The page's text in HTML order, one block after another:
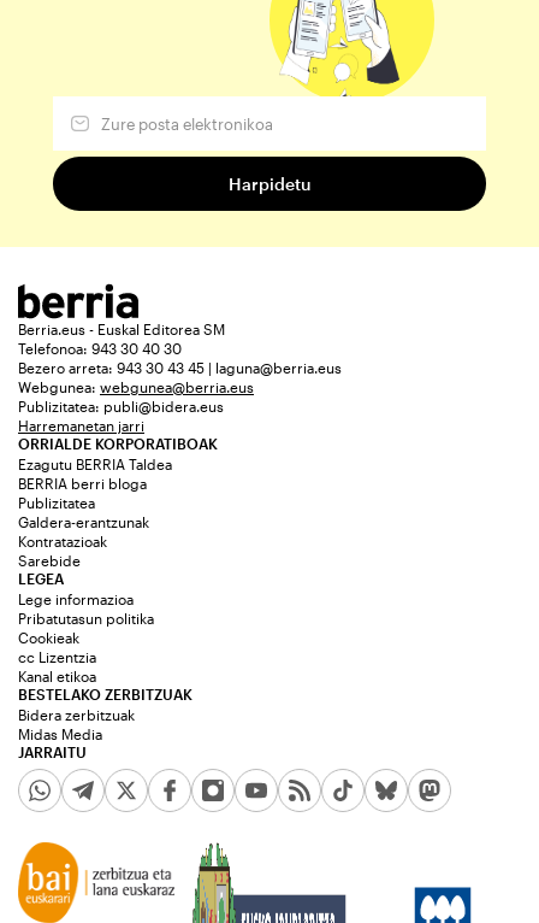
Berria.eus - Euskal Editorea SM
Telefonoa: 943 30 40 30
Bezero arreta: 943 30 43 45 | laguna@berria.eus
Webgunea: webgunea@berria.eus
Publizitatea: publi@bidera.eus
Harremanetan jarri
ORRIALDE KORPORATIBOAK
Ezagutu BERRIA Taldea
BERRIA berri bloga
Publizitatea
Galdera-erantzunak
Kontratazioak
Sarebide
JARRAITU
LEGEA
Lege informazioa
Pribatutasun politika
Cookieak
cc Lizentzia
Kanal etikoa
BESTELAKO ZERBITZUAK
Bidera zerbitzuak
Midas Media